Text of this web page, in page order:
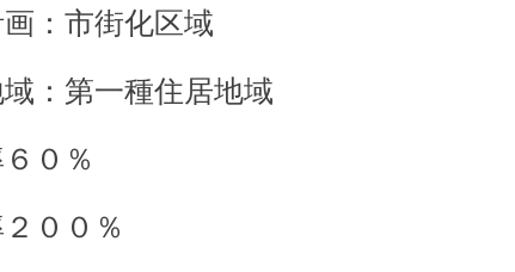
：市街化区域
：第一種住居地域
０％
００％